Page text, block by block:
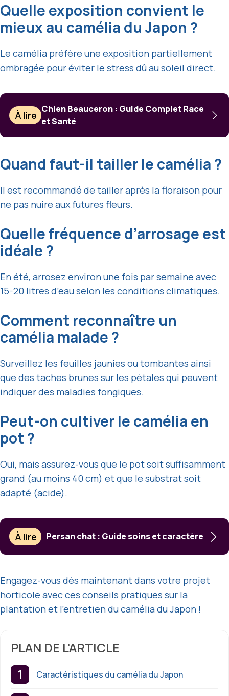
Quelle exposition convient le
mieux au camélia du Japon ?
Le camélia préfère une exposition partiellement
ombragée pour éviter le stress dû au soleil direct.
À lire
Chien Beauceron : Guide Complet Race
et Santé
Quand faut-il tailler le camélia ?
Il est recommandé de tailler après la floraison pour
ne pas nuire aux futures fleurs.
Quelle fréquence d’arrosage est
idéale ?
En été, arrosez environ une fois par semaine avec
15-20 litres d’eau selon les conditions climatiques.
Comment reconnaître un
camélia malade ?
Surveillez les feuilles jaunies ou tombantes ainsi
que des taches brunes sur les pétales qui peuvent
indiquer des maladies fongiques.
Peut-on cultiver le camélia en
pot ?
Oui, mais assurez-vous que le pot soit suffisamment
grand (au moins 40 cm) et que le substrat soit
adapté (acide).
À lire Persan chat : Guide soins et caractère
Engagez-vous dès maintenant dans votre projet
horticole avec ces conseils pratiques sur la
plantation et l’entretien du camélia du Japon !
PLAN DE L'ARTICLE
Caractéristiques du camélia du Japon